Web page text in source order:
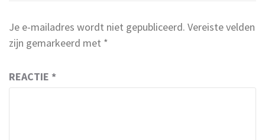
Je e-mailadres wordt niet gepubliceerd. Vereiste velden
zijn gemarkeerd met *
REACTIE *